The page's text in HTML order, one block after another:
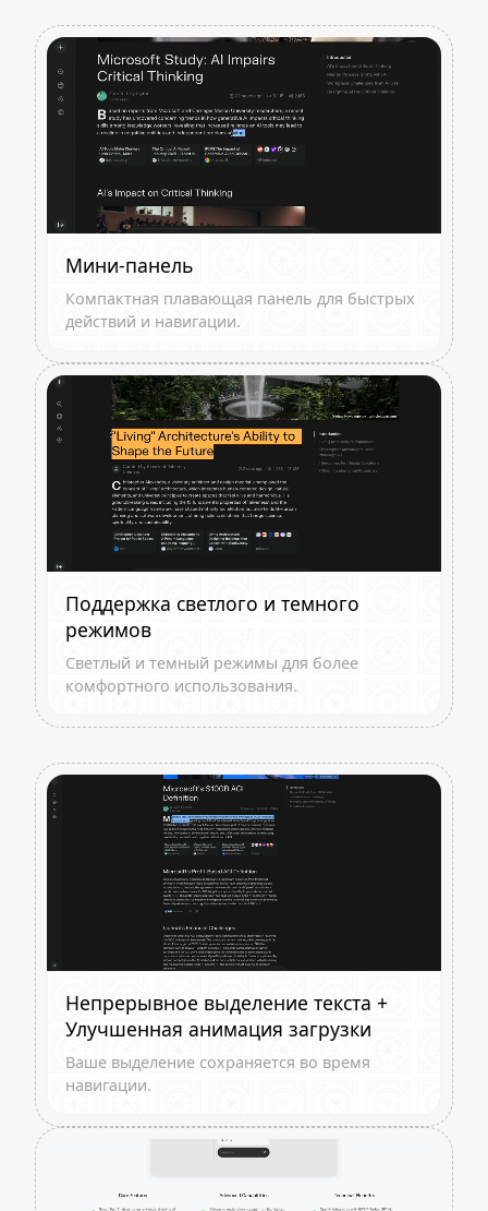
Мини-панель
Компактная плавающая панель для быстрых
действий и навигации.
Поддержка светлого и темного
режимов
Светлый и темный режимы для более
комфортного использования.
Непрерывное выделение текста +
Улучшенная анимация загрузки
Ваше выделение сохраняется во время
навигации.